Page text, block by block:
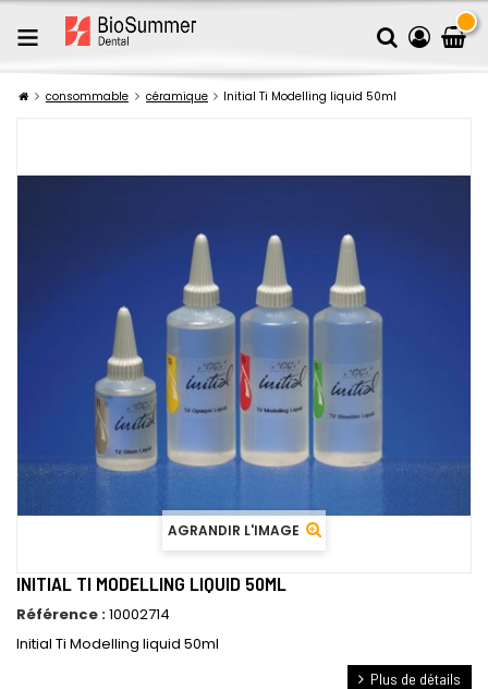
consommable céramique Initial Ti Modelling liquid 50ml
AGRANDIR L'IMAGE
INITIAL TI MODELLING LIQUID 50ML
Référence :10002714
Initial Ti Modelling liquid 50ml
Plus de détails